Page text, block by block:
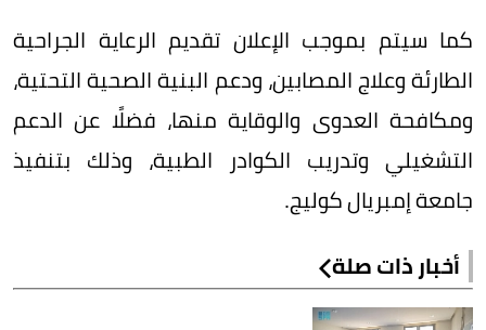
كما سيتم بموجب الإعلان تقديم الرعاية الجراحية
الطارئة وعلاج المصابين، ودعم البنية الصحية التحتية،
ومكافحة العدوى والوقاية منها، فضلًا عن الدعم
التشغيلي وتدريب الكوادر الطبية، وذلك بتنفيذ
جامعة إمبريال كوليج.
أخبار ذات صلة